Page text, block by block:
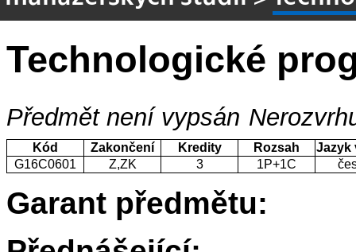
Technologické
Předmět není vypsán
Kód Zakončení Kredity Rozsah
Jazyk
G16C0601
Z,ZK 3 1P+1C
Garant předmětu: